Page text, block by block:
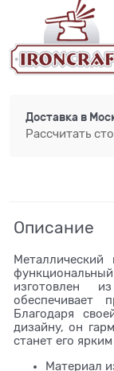
Доставка в
Рассчитать
Описание
изготовлен
обеспечивает
Благодаря
дизайну, он
станет его
Материал